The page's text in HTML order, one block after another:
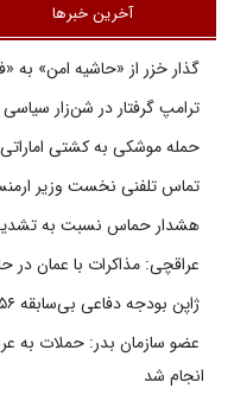
آخرین خبرها
گذار خزر از «حاشیه امن» به
ترامپ گرفتار در شن‌زار سیاسی
حمله موشکی به کشتی
تماس تلفنی نخست وزیر
هشدار حماس نسبت به
عراقچی: مذاکرات با عمان در
ژاپن بودجه دفاعی بی‌سابقه ۵۶ میلیارد دلاری را در نظر دارد
عضو سازمان بدر: حملات به
انجام شد